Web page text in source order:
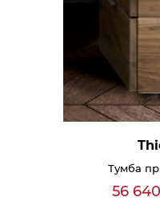
Тумба
56 640